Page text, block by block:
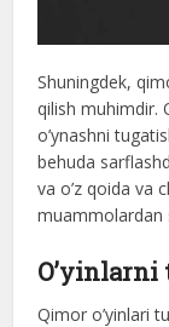
Shuningdek,
qilish muhimdir.
o’ynashni
behuda
va o’z qoida va
muammolardan
Qimor o’yinlari